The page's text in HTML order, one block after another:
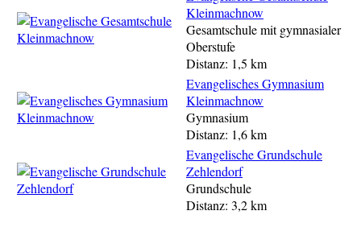
Kleinmachnow
Gesamtschule mit gymnasialer
Oberstufe
Distanz: 1,5 km
Evangelisches Gymnasium
Kleinmachnow
Gymnasium
Distanz: 1,6 km
Evangelische Grundschule
Zehlendorf
Grundschule
Distanz: 3,2 km